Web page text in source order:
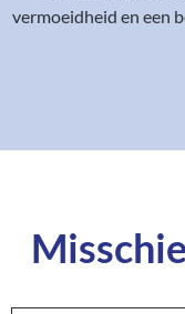
vermoeidheid en een